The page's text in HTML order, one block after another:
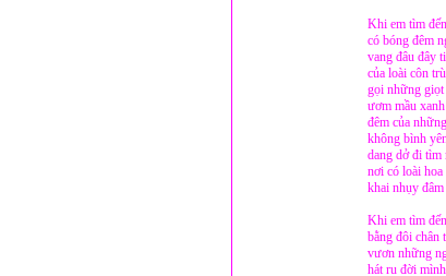
Khi em tìm
có bóng đêm
vang đâu đây
của loài côn
gọi những
ươm mầu
đêm của
không bình
dang dở đi tìm
nơi có loài hoa
khai nhụy
Khi em tìm
bằng đôi chân
vươn những
hát ru đời